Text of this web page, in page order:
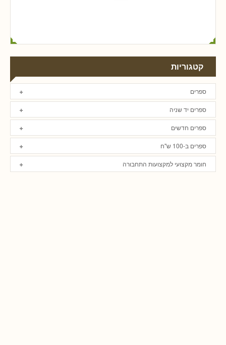
קטגוריות
ספרים
ספרים יד שניה
ספרים חדשים
ספרים ב-100 ש"ח
חומר מקצועי למקצועות התחבורה